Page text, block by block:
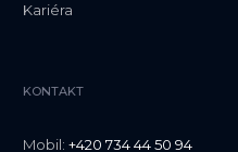
Kariéra
KONTAKT
Mobil: +420 734 44 50 94